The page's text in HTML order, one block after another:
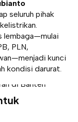
seluruh pihak
lembaga—mulai
PLN,
kunci
kondisi darurat.